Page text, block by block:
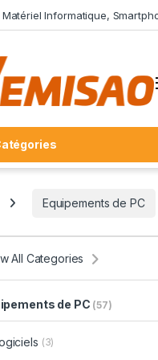
Informatique,
Equipements de PC
All Categories
de PC (57)
(3)